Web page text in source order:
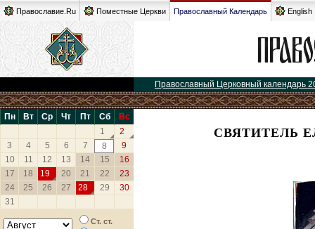
Православие.Ru Поместные Церкви Православный Календарь English
Православный Церковный календарь
Пн Вт Ср Чт Пт Сб
Вс
1
2
3
4 5 6 7 8
9
10
11 12 13 14 15
16
17
18 19 20 21 22
23
24
25 26 27 28 29
30
31
Ст. ст.
СВЯТИТЕЛЬ